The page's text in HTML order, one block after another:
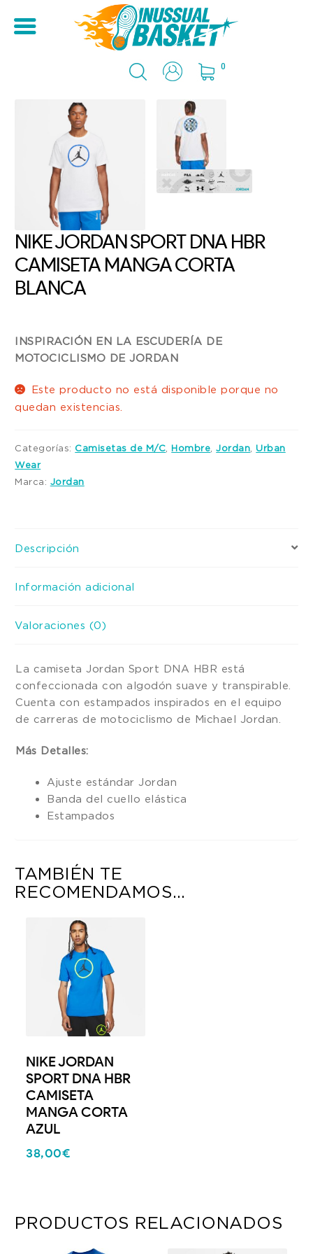
0
NIKE JORDAN SPORT DNA HBR
CAMISETA MANGA CORTA
BLANCA
INSPIRACIÓN EN LA ESCUDERÍA DE
MOTOCICLISMO DE JORDAN
Este producto no está disponible porque no
quedan existencias.
Categorías: Camisetas de M/C Hombre ,Jordan ,Urban
Wear
Marca: Jordan
Descripción
Información adicional
Valoraciones (0)
La camiseta Jordan Sport DNA HBR está
confeccionada con algodón suave y transpirable.
Cuenta con estampados inspirados en el equipo
de carreras de motociclismo de Michael Jordan.
Más Detalles:
Ajuste estándar Jordan
Banda del cuello elástica
Estampados
TAMBIÉN TE
RECOMENDAMOS…
NIKE JORDAN
SPORT DNA HBR
CAMISETA
MANGA CORTA
AZUL
38,00€
PRODUCTOS RELACIONADOS